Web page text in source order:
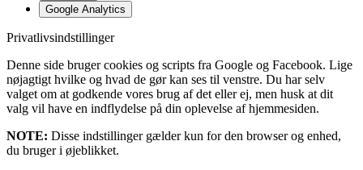
Google Analytics
Privatlivsindstillinger
Denne side bruger cookies og scripts fra Google og Facebook. Lige
nøjagtigt hvilke og hvad de gør kan ses til venstre. Du har selv
valget om at godkende vores brug af det eller ej, men husk at dit
valg vil have en indflydelse på din oplevelse af hjemmesiden.
NOTE: Disse indstillinger gælder kun for den browser og enhed,
du bruger i øjeblikket.